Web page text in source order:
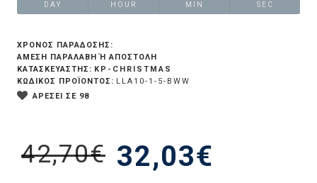
DAY HOUR MIN SEC
32,03€
42,70€
ΧΡΟΝΟΣ ΠΑΡΑΔΟΣΗΣ:
ΆΜΕΣΗ ΠΑΡΑΛΑΒΉ Ή ΑΠΟΣΤΟΛΉ
ΚΑΤΑΣΚΕΥΑΣΤΗΣ: KP-CHRISTMAS
ΚΩΔΙΚΟΣ ΠΡΟΪΟΝΤΟΣ: LLA10-1-5-BWW
ΑΡΕΣΕΙ ΣΕ 98